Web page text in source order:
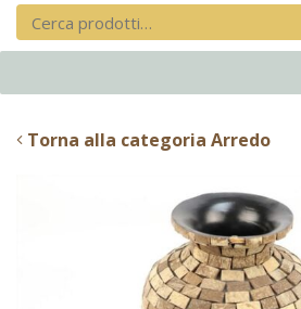
Torna alla categoria Arredo